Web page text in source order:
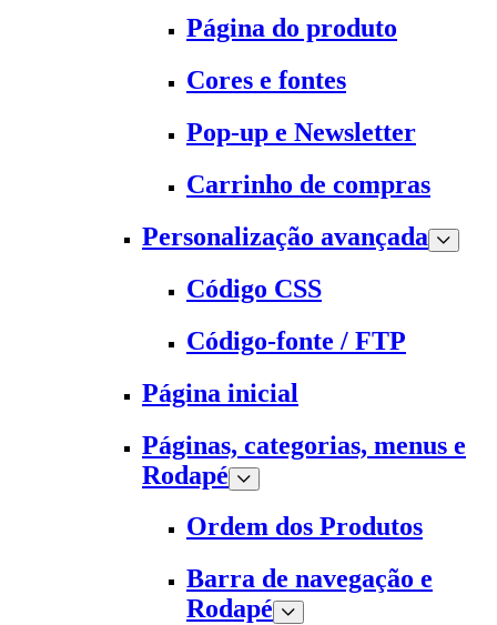
Página do produto
Cores e fontes
Pop-up e Newsletter
Carrinho de compras
Personalização avançada
Código CSS
Código-fonte / FTP
Página inicial
Páginas, categorias, menus e
Rodapé
Ordem dos Produtos
Barra de navegação e
Rodapé